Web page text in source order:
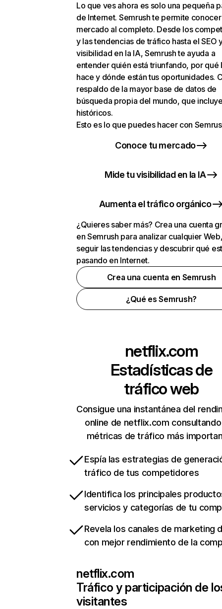
Lo que ves ahora es solo una pequeña
de Internet. Semrush te permite
mercado al completo. Desde los
y las tendencias de tráfico hasta el SEO
visibilidad en la IA, Semrush te ayuda a
entender quién está triunfando, por qué
hace y dónde están tus oportunidades.
respaldo de la mayor base de datos de
búsqueda propia del mundo, que
históricos.
Esto es lo que puedes hacer con
Conoce tu mercado
Mide tu visibilidad en la IA
Aumenta el tráfico orgánico
¿Quieres saber más? Crea una cuenta
en Semrush para analizar cualquier
seguir las tendencias y descubrir qué
pasando en Internet.
Crea una cuenta en Semrush
¿Qué es Semrush?
netflix.com
Estadísticas de
tráfico web
Consigue una instantánea del
online de netflix.com
métricas de tráfico más
Espía las estrategias de
tráfico de tus competidores
Identifica los principales
servicios y categorías de tu
Revela los canales de marketing
con mejor rendimiento de la
netflix.com
Tráfico y participación de
visitantes